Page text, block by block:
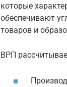
которые
обеспечивают
товаров и
ВРП